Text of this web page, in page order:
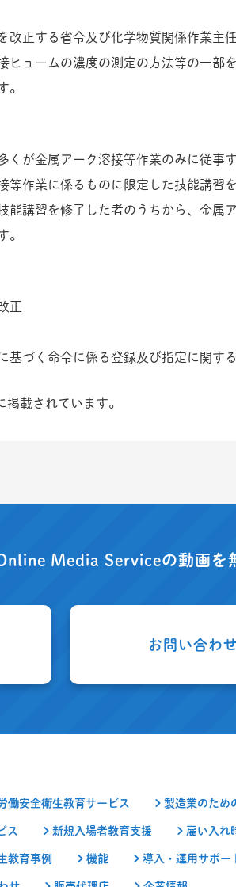
改正する省令及び化学物質関係作業主
ヒュームの濃度の測定の方法等の一部
。
くが金属アーク溶接等作業のみに従事
等作業に係るものに限定した技能講習
能講習を修了した者のうちから、金属
。
正
基づく命令に係る登録及び指定に関す
掲載されています。
Media Serviceの動画を
お問い合わ
働安全衛生教育サービス 製造業のため
ス 新規入場者教育支援 雇い入れ
教育事例 機能 導入・運用サポー